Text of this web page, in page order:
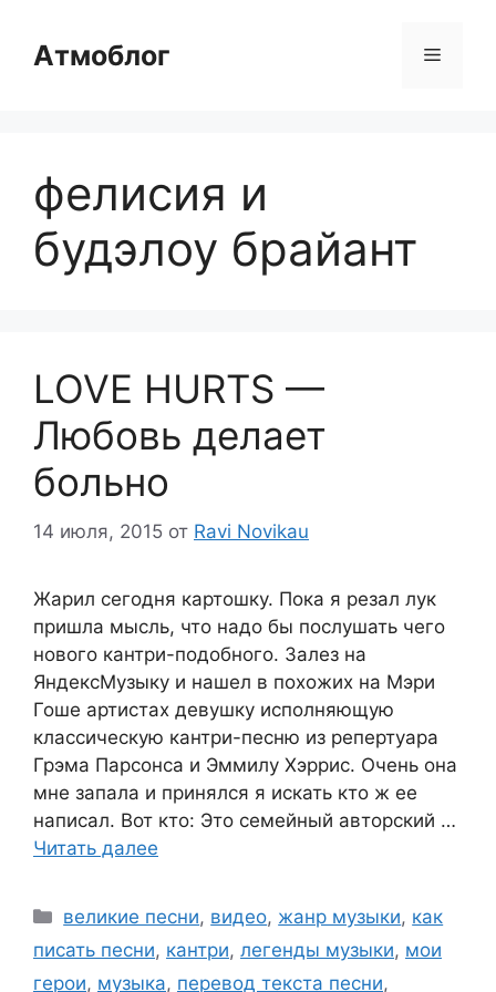
содержимому
Атмоблог Меню
фелисия и
будэлоу брайант
LOVE HURTS —
Любовь делает
больно
14 июля, 2015 от Ravi Novikau
Жарил сегодня картошку. Пока я резал лук
пришла мысль, что надо бы послушать чего
нового кантри-подобного. Залез на
ЯндексМузыку и нашел в похожих на Мэри
Гоше артистах девушку исполняющую
классическую кантри-песню из репертуара
Грэма Парсонса и Эммилу Хэррис. Очень она
мне запала и принялся я искать кто ж ее
написал. Вот кто: Это семейный авторский …
Читать далее
Рубрики
великие песни, видео, жанр музыки, как
писать песни, кантри, легенды музыки, мои
герои, музыка, перевод текста песни,